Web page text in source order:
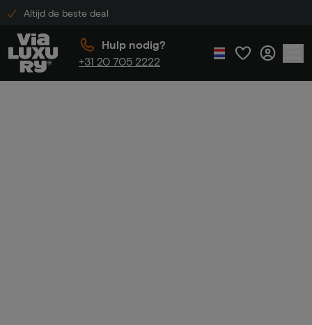
Altijd de beste deal
Hulp nodig?
+31 20 705 2222